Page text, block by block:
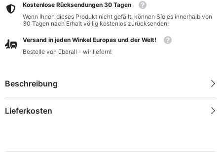
Kostenlose Rücksendungen 30 Tagen
Wenn Ihnen dieses Produkt nicht gefällt, können Sie es innerhalb von
30 Tagen nach Erhalt völlig kostenlos zurücksenden!
Versand in jeden Winkel Europas und der Welt!
Bestelle von überall - wir liefern!
Beschreibung
Lieferkosten